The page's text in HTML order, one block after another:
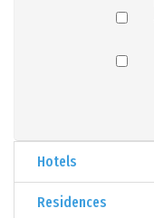
Hotels
Residences